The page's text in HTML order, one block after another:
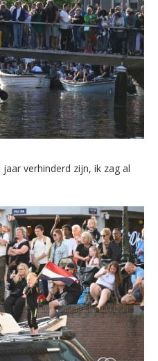
verhinderd zijn, ik zag al